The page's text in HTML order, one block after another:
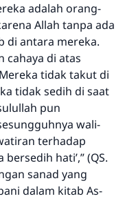
adalah orang-
Allah tanpa ada
di antara mereka.
cahaya di atas
tidak takut di
tidak sedih di saat
pun
wali-
terhadap
hati’,”(QS.
sanad yang
dalam kitab As-